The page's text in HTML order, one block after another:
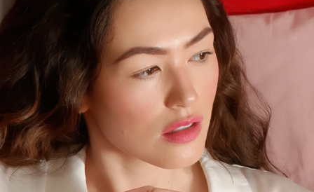
Zaloguj
Profil użytkownika
Moje urządzenia
Moje zamówienia
Moje adresy
Moje subskrypcje
FAQ™ Pure Beauty-Tech Elixir
BREAKING NEWS
issa™ Teeth Whitening Set
Język
English Deutsch
Español
Français
Português
Polski
Svenska
Русский
Türkçe
简体中文 繁體中文